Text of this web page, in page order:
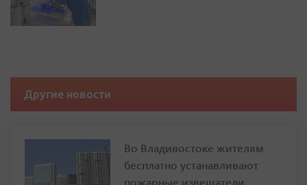
Другие новости
Во Владивостоке жителям
бесплатно устанавливают
пожарные извещатели